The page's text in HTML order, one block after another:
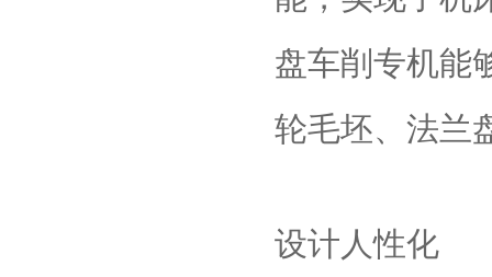
盘车削专机能
轮毛坯、法兰
‌设计人性化‌